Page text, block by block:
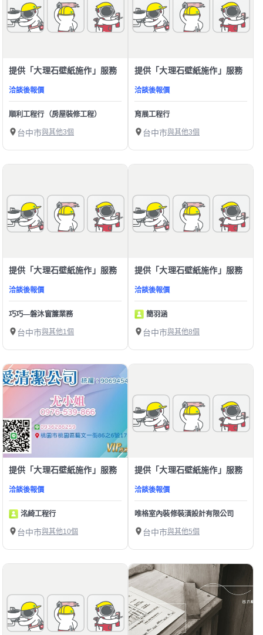
提供「大理石壁紙施作」服務
洽談後報價
順利工程行（房屋裝修工程）
台中市與其他3個
提供「大理石壁紙施作」服務
洽談後報價
育展工程行
台中市與其他3個
提供「大理石壁紙施作」服務
洽談後報價
巧巧—磐沐窗簾業務
台中市與其他1個
提供「大理石壁紙施作」服務
洽談後報價
簡羽涵
台中市與其他8個
提供「大理石壁紙施作」服務
洽談後報價
洺綺工程行
台中市與其他10個
提供「大理石壁紙施作」服務
洽談後報價
唯格室內裝修裝潢設計有限公司
台中市與其他5個